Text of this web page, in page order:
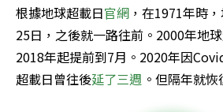
根據地球超載日官網 ，在1971年時
25日，之後就一路往前。2000年地
2018年起提前到7月。2020年因
超載日曾往後延了三週 。但隔年就